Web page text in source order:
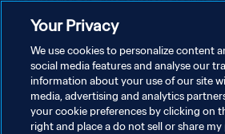
Sonntag, 30. Juni 2002.
DATENSCHUTZ
Your Privacy
We use cookies to personalize content
social media features and analyse our
information about your use of our site
media, advertising and analytics
your cookie preferences by clicking on
right and place a do not sell or share my